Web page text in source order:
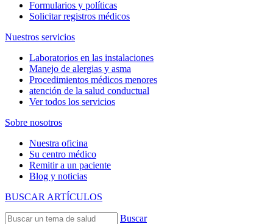
Formularios y políticas
Solicitar registros médicos
Nuestros servicios
Laboratorios en las instalaciones
Manejo de alergias y asma
Procedimientos médicos menores
atención de la salud conductual
Ver todos los servicios
Sobre nosotros
Nuestra oficina
Su centro médico
Remitir a un paciente
Blog y noticias
BUSCAR ARTÍCULOS
Buscar